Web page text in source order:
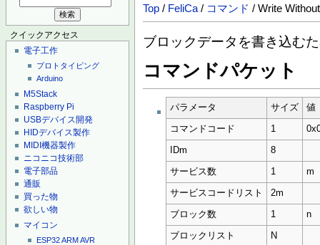
クイックアクセス
電子工作
プロトタイピング
Arduino
M5Stack
Raspberry Pi
USBデバイス開発
HIDデバイス製作
MIDI機器製作
ニコニコ技術部
電子部品
通販
買った物
欲しい物
マイコン
ESP32ARMAVR
Top / FeliCa / コマンド / Write
ブロックデータを書き込む
コマンドパケット
パラメータ サイズ 値
コマンドコード 1
IDm 8
サービス数 1 m
サービスコードリスト 2m
ブロック数 1 n
ブロックリスト N